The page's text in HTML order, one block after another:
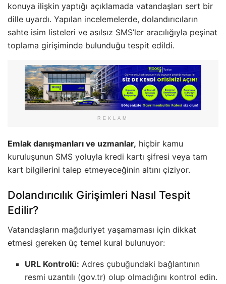
konuya ilişkin yaptığı açıklamada vatandaşları sert bir
dille uyardı. Yapılan incelemelerde, dolandırıcıların
sahte isim listeleri ve asılsız SMS’ler aracılığıyla peşinat
toplama girişiminde bulunduğu tespit edildi.
REKLAM
Emlak danışmanları ve uzmanlar, hiçbir kamu
kuruluşunun SMS yoluyla kredi kartı şifresi veya tam
kart bilgilerini talep etmeyeceğinin altını çiziyor.
Dolandırıcılık Girişimleri Nasıl Tespit
Edilir?
Vatandaşların mağduriyet yaşamaması için dikkat
etmesi gereken üç temel kural bulunuyor:
URL Kontrolü: Adres çubuğundaki bağlantının
resmi uzantılı (gov.tr) olup olmadığını kontrol edin.